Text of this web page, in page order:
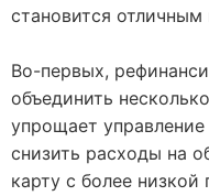
становится отличным
Во-первых,
объединить
упрощает
снизить расходы на
карту с более